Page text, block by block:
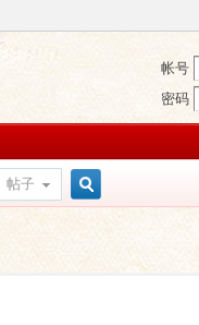
帐号
密码
帖子